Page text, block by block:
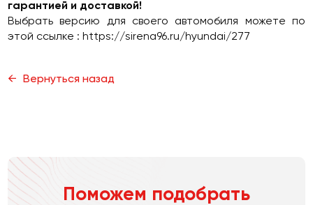
гарантией и доставкой!
Выбрать версию для своего автомобиля можете по
этой ссылке : https://sirena96.ru/hyundai/277
Вернуться назад
Поможем подобрать